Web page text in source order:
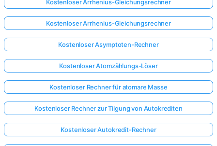
Noch
Stellen
Sie
Ihre
erste
Frage
Kostenloser Arrhenius-Gleichungsrechner
Kostenloser Arrhenius-Gleichungsrechner
Kostenloser Asymptoten-Rechner
Kostenloser Atomzählungs-Löser
Kostenloser Rechner für atomare Masse
Kostenloser Rechner zur Tilgung von Autokrediten
Kostenloser Autokredit-Rechner